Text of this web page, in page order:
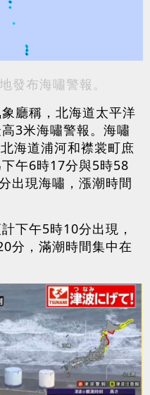
發布海嘯警報。
廳稱，北海道太平洋
3米海嘯警報。海嘯
海道浦河和襟裳町庶
午6時17分與5時58
出現海嘯，漲潮時間
下午5時10分出現，
分，滿潮時間集中在